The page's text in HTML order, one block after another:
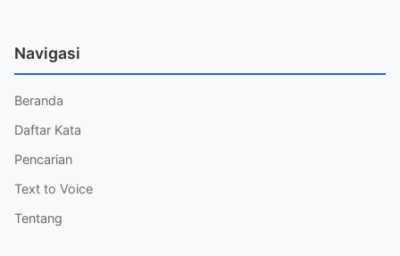
Navigasi
Beranda
Daftar Kata
Pencarian
Text to Voice
Tentang